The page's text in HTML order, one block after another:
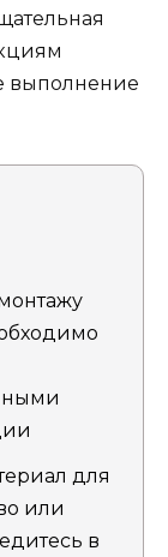
выполнение
для
или
в